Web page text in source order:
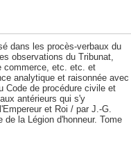
dans les procès-verbaux du
observations du Tribunat,
commerce, etc. etc. et
analytique et raisonnée avec
Code de procédure civile et
antérieurs qui s'y
et Roi / par J.-G.
la Légion d'honneur. Tome